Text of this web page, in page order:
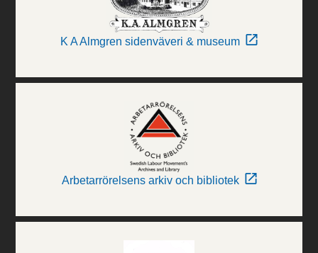
K A Almgren sidenväveri & museum
Arbetarrörelsens arkiv och bibliotek